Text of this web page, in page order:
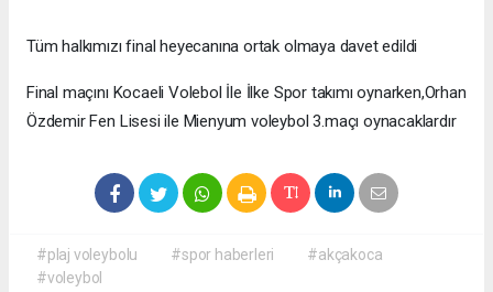
Tüm halkımızı final heyecanına ortak olmaya davet edildi
Final maçını Kocaeli Volebol İle İlke Spor takımı oynarken,Orhan
Özdemir Fen Lisesi ile Mienyum voleybol 3.maçı oynacaklardır
#plaj voleybolu #spor haberleri
#akçakoca
#voleybol